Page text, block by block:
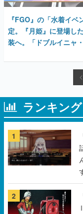
『FGO』の「水着イ
定。『月姫』に登場し
装へ。「ドブルイニャ
ランキング
1
2